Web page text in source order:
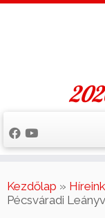
to
content
Kezdőlap » Híreink
Pécsváradi